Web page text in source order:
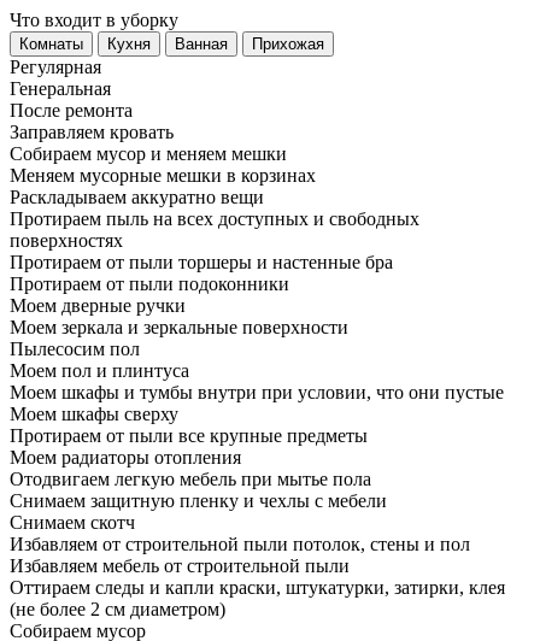
Что входит в уборку
Регу­лярная
Гене­ральная
После ремонта
Заправляем кровать
Собираем мусор и меняем мешки
Меняем мусорные мешки в корзинах
Раскладываем аккуратно вещи
Протираем пыль на всех доступных и свободных
поверхностях
Протираем от пыли торшеры и настенные бра
Протираем от пыли подоконники
Моем дверные ручки
Моем зеркала и зеркальные поверхности
Пылесосим пол
Моем пол и плинтуса
Моем шкафы и тумбы внутри при условии, что они пустые
Моем шкафы сверху
Протираем от пыли все крупные предметы
Моем радиаторы отопления
Отодвигаем легкую мебель при мытье пола
Снимаем защитную пленку и чехлы с мебели
Снимаем скотч
Избавляем от строительной пыли потолок, стены и пол
Избавляем мебель от строительной пыли
Оттираем следы и капли краски, штукатурки, затирки, клея
(не более 2 см диаметром)
Собираем мусор